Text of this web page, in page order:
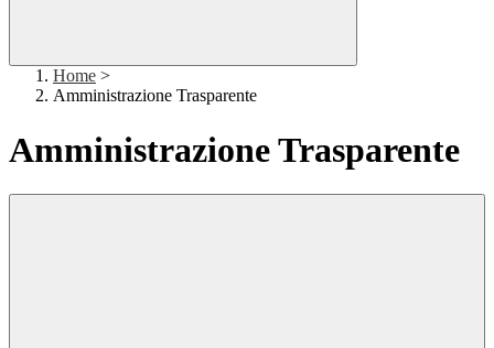
Home >
Amministrazione Trasparente
Amministrazione Trasparente